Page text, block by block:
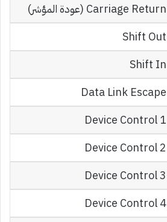
Carriage Return (عودة المؤشر)
Shift Out
Shift In
Data Link Escape
Device Control 1
Device Control 2
Device Control 3
Device Control 4